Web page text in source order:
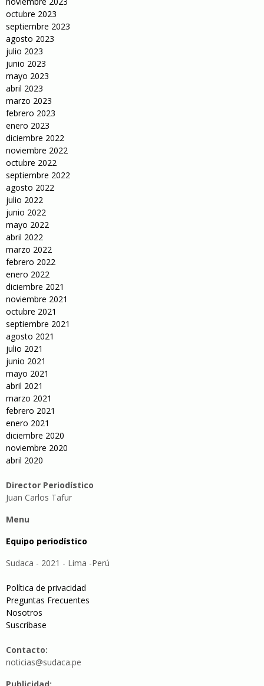
octubre 2023
septiembre 2023
agosto 2023
julio 2023
junio 2023
mayo 2023
abril 2023
marzo 2023
febrero 2023
enero 2023
diciembre 2022
noviembre 2022
octubre 2022
septiembre 2022
agosto 2022
julio 2022
junio 2022
mayo 2022
abril 2022
marzo 2022
febrero 2022
enero 2022
diciembre 2021
noviembre 2021
octubre 2021
septiembre 2021
agosto 2021
julio 2021
junio 2021
mayo 2021
abril 2021
marzo 2021
febrero 2021
enero 2021
diciembre 2020
noviembre 2020
abril 2020
Director Periodístico
Juan Carlos Tafur
Menu
Equipo periodístico
Sudaca - 2021 - Lima -Perú
Política de privacidad
Preguntas Frecuentes
Nosotros
Suscríbase
Contacto:
noticias@sudaca.pe